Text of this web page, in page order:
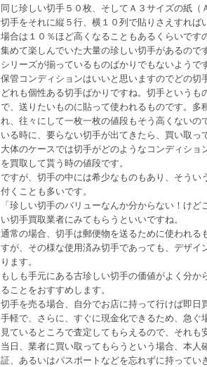
同じ珍しい切手５０枚、そしてＡ３サイズの紙（
切手をそれに縦５行、横１０列で貼りさえすれ
場合は１０％ほど高くなることもあるくらいで
集めて楽しんでいた大量の珍しい切手があるので
シリーズが揃っているものばかりでもないようで
保管コンディションはいいと思いますのでどの切
どれも個性ある切手ばかりですね。切手という
で、送りたいものに貼って使われるものです。
れ、往々にして一枚一枚の値段もそう高くない
いる時に、要らない切手が出てきたら、買い取っ
大体のケースでは切手がどのようなコンディシ
を買取して貰う時の値段です。
ですが、切手の中には希少なものもあり、そう
付くことも多いです。
「珍しい切手のバリューなんか分からない！け
い切手買取業者にみてもらうといいですね。
通常の場合、切手は郵便物を送るために使われ
すが、その様な使用済み切手であっても、デザ
ります。
もしも手元にある古珍しい切手の価値がよく分
ることをおすすめします。
切手を売る場合、自分でお店に持って行けば即
手軽で、さらに、すぐに現金化できるため、急ぐ
見ているところで査定してもらえるので、それも
当日、業者に買い取ってもらうという場合、本
証、あるいはパスポートなどを忘れずに持ってい